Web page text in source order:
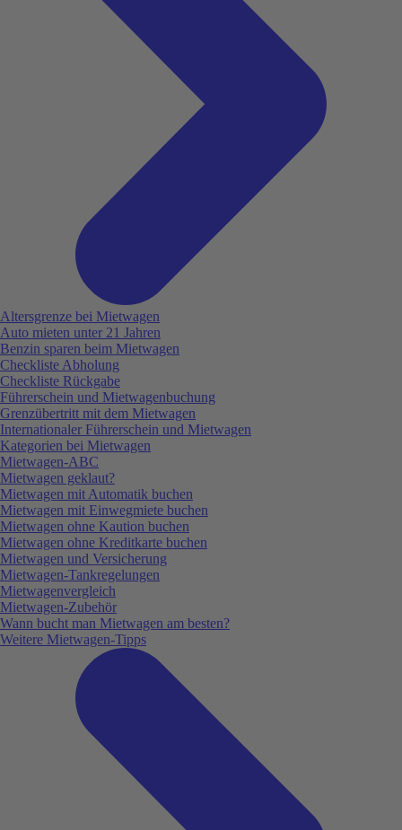
Altersgrenze bei Mietwagen
Auto mieten unter 21 Jahren
Benzin sparen beim Mietwagen
Checkliste Abholung
Checkliste Rückgabe
Führerschein und Mietwagenbuchung
Grenzübertritt mit dem Mietwagen
Internationaler Führerschein und Mietwagen
Kategorien bei Mietwagen
Mietwagen-ABC
Mietwagen geklaut?
Mietwagen mit Automatik buchen
Mietwagen mit Einwegmiete buchen
Mietwagen ohne Kaution buchen
Mietwagen ohne Kreditkarte buchen
Mietwagen und Versicherung
Mietwagen-Tankregelungen
Mietwagenvergleich
Mietwagen-Zubehör
Wann bucht man Mietwagen am besten?
Weitere Mietwagen-Tipps